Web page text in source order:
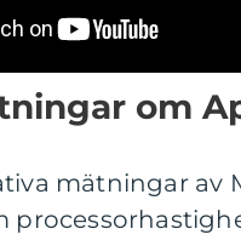
om
mätningar av